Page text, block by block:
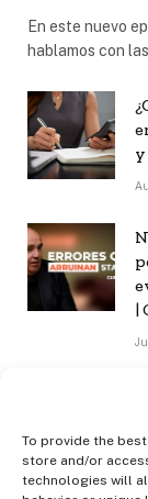
To provide the
store and/or
technologies will
En este nuevo
hablamos con
|